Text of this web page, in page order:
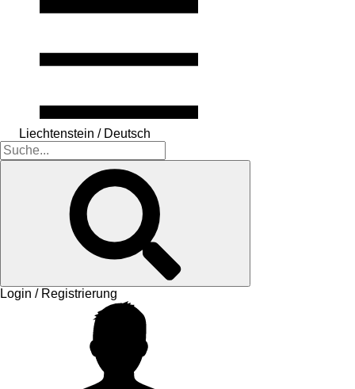
Liechtenstein / Deutsch
Login / Registrierung